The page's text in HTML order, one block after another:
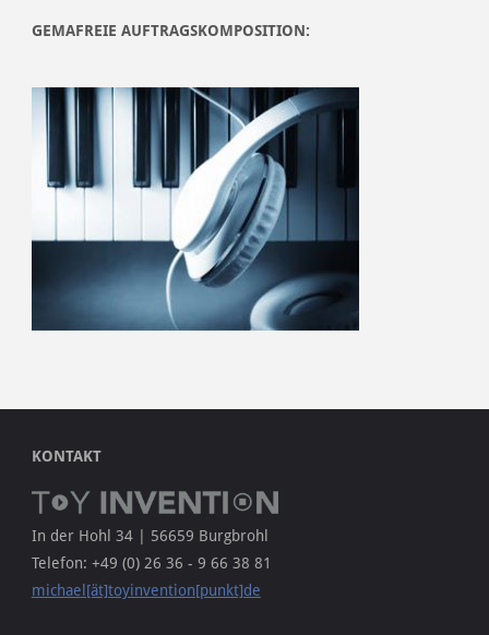
GEMAFREIE AUFTRAGSKOMPOSITION:
KONTAKT
In der Hohl 34 | 56659 Burgbrohl
Telefon: +49 (0) 26 36 - 9 66 38 81
michael[ät]toyinvention[punkt]de